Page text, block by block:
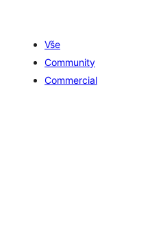
Vše
Community
Commercial